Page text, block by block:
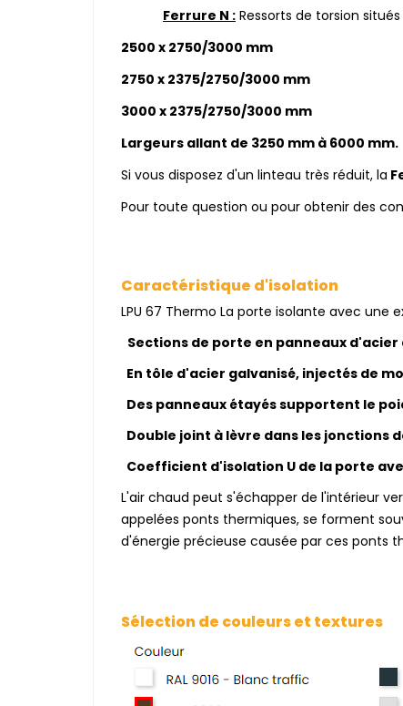
Ferrure N : Ressorts de
2500 x 2750/3000 mm
2750 x
3000 x
Largeurs allant de 3250 mm à 6000 mm.
Si vous disposez d'un linteau très réduit, la
Pour toute question ou pour obtenir des
Caractéristique d'isolation
LPU 67 Thermo La porte isolante avec une
Sections de porte en panneaux
En tôle d'acier galvanisé, injectés de
Des panneaux étayés supportent le
Double joint à lèvre dans les jonctions
Coefficient d'isolation U de la porte
L'air chaud peut s'échapper de l'intérieur
appelées ponts thermiques, se forment
d'énergie précieuse causée par ces ponts
Sélection de couleurs et textures